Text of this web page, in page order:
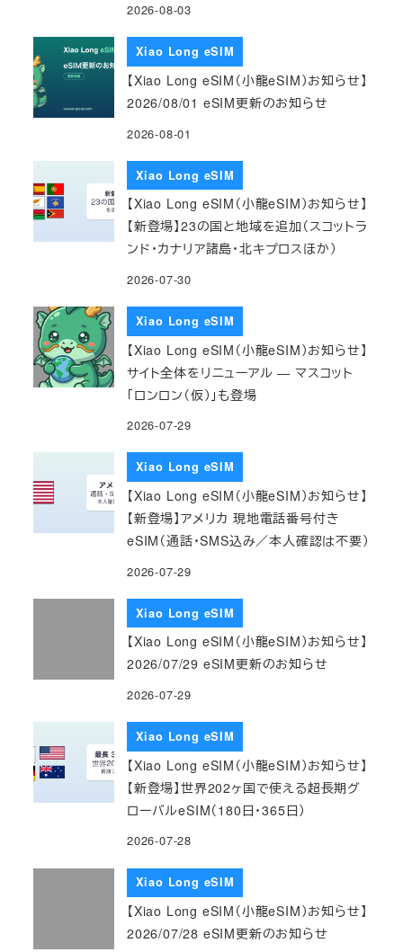
2026-08-03
Xiao Long eSIM
【Xiao Long eSIM（小龍eSIM）お知らせ】
2026/08/01 eSIM更新のお知らせ
2026-08-01
Xiao Long eSIM
【Xiao Long eSIM（小龍eSIM）お知らせ】
【新登場】23の国と地域を追加（スコットラ
ンド・カナリア諸島・北キプロスほか）
2026-07-30
Xiao Long eSIM
【Xiao Long eSIM（小龍eSIM）お知らせ】
サイト全体をリニューアル — マスコット
「ロンロン（仮）」も登場
2026-07-29
Xiao Long eSIM
【Xiao Long eSIM（小龍eSIM）お知らせ】
【新登場】アメリカ 現地電話番号付き
eSIM（通話・SMS込み／本人確認は不要）
2026-07-29
Xiao Long eSIM
【Xiao Long eSIM（小龍eSIM）お知らせ】
2026/07/29 eSIM更新のお知らせ
2026-07-29
Xiao Long eSIM
【Xiao Long eSIM（小龍eSIM）お知らせ】
【新登場】世界202ヶ国で使える超長期グ
ローバルeSIM（180日・365日）
2026-07-28
Xiao Long eSIM
【Xiao Long eSIM（小龍eSIM）お知らせ】
2026/07/28 eSIM更新のお知らせ